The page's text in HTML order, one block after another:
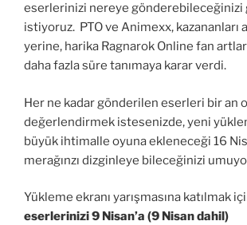
eserlerinizi nereye
istiyoruz. PTO ve Animexx, kazananları
yerine, harika Ragnarok Online fan
daha fazla süre tanımaya karar verdi.
Her ne kadar gönderilen eserleri bir an
değerlendirmek istesenizde, yeni
büyük ihtimalle oyuna ekleneceği 16
merağınzı dizginleye bileceğinizi
Yükleme ekranı yarışmasına katılmak
eserlerinizi 9 Nisan’a (9 Nisan dahil)